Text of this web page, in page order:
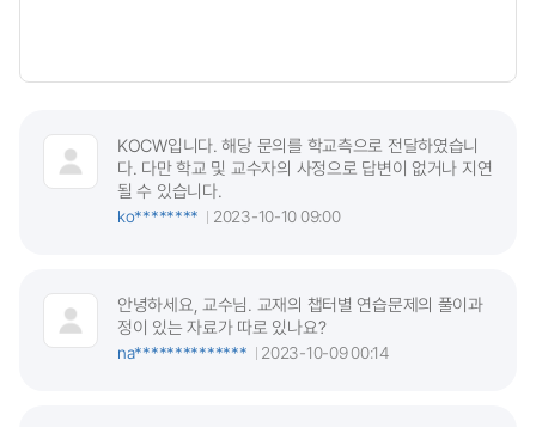
KOCW입니다. 해당 문의를 학교측으로 전달하였습니
다. 다만 학교 및 교수자의 사정으로 답변이 없거나 지연
될 수 있습니다.
ko********
2023-10-10 09:00
안녕하세요, 교수님. 교재의 챕터별 연습문제의 풀이과
정이 있는 자료가 따로 있나요?
na**************
2023-10-09 00:14